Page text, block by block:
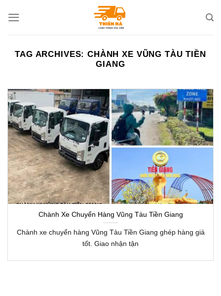
TAG ARCHIVES:CHÀNH XE VŨNG TÀU TIỀN
GIANG
Chành Xe Chuyển Hàng Vũng Tàu Tiền Giang
Chành xe chuyển hàng Vũng Tàu Tiền Giang ghép hàng giá
tốt. Giao nhận tận